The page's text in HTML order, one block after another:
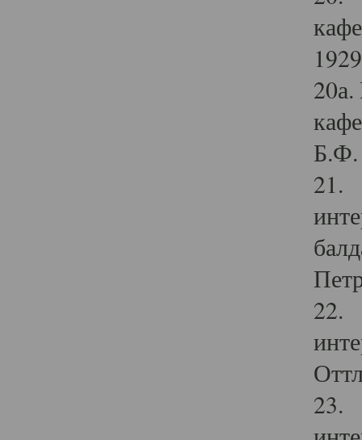
Б.Ф.
21.
22.
23.